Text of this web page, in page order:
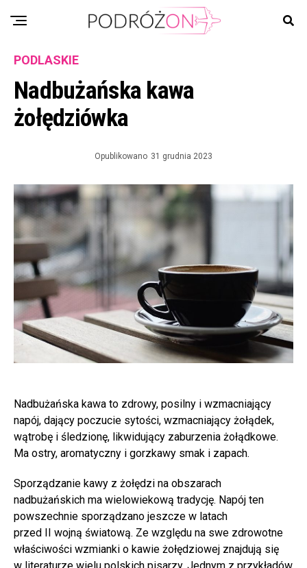
PODLASKIE
Nadbużańska kawa
żołędziówka
Opublikowano 31 grudnia 2023
Nadbużańska kawa to zdrowy, posilny i wzmacniający
napój, dający poczucie sytości, wzmacniający żołądek,
wątrobę i śledzionę, likwidujący zaburzenia żołądkowe.
Ma ostry, aromatyczny i gorzkawy smak i zapach.
Sporządzanie kawy z żołędzi na obszarach
nadbużańskich ma wielowiekową tradycję. Napój ten
powszechnie sporządzano jeszcze w latach
przed II wojną światową. Ze względu na swe zdrowotne
właściwości wzmianki o kawie żołędziowej znajdują się